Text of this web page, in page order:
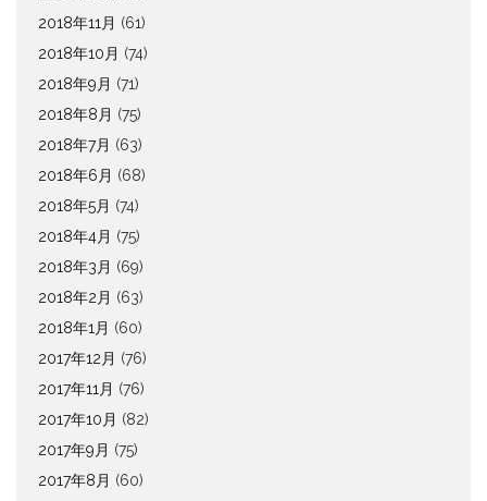
2018年11月 (61)
2018年10月 (74)
2018年9月 (71)
2018年8月 (75)
2018年7月 (63)
2018年6月 (68)
2018年5月 (74)
2018年4月 (75)
2018年3月 (69)
2018年2月 (63)
2018年1月 (60)
2017年12月 (76)
2017年11月 (76)
2017年10月 (82)
2017年9月 (75)
2017年8月 (60)